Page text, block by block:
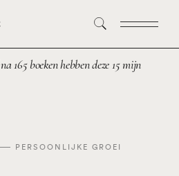
na 165 boeken hebben deze 15 mijn
PERSOONLIJKE GROEI